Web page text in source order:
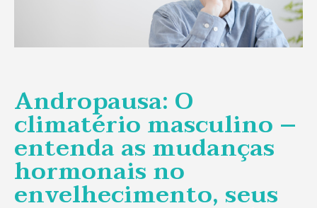
Andropausa: O
climatério masculino –
entenda as mudanças
hormonais no
envelhecimento, seus